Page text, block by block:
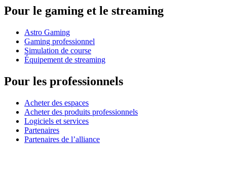
Pour le gaming et le streaming
Astro Gaming
Gaming professionnel
Simulation de course
Équipement de streaming
Pour les professionnels
Acheter des espaces
Acheter des produits professionnels
Logiciels et services
Partenaires
Partenaires de l’alliance